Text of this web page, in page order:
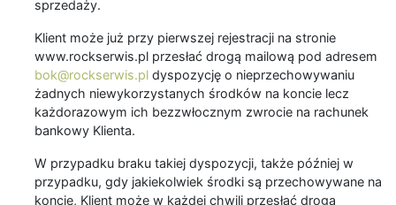
sprzedaży.
Klient może już przy pierwszej rejestracji na stronie
www.rockserwis.pl przesłać drogą mailową pod adresem
bok@rockserwis.pl dyspozycję o nieprzechowywaniu
żadnych niewykorzystanych środków na koncie lecz
każdorazowym ich bezzwłocznym zwrocie na rachunek
bankowy Klienta.
W przypadku braku takiej dyspozycji, także później w
przypadku, gdy jakiekolwiek środki są przechowywane na
koncie, Klient może w każdej chwili przesłać drogą